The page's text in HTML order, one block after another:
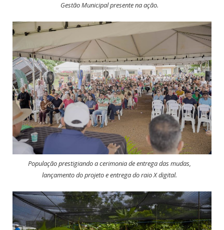
Gestão Municipal presente na ação.
População prestigiando a cerimonia de entrega das mudas,
lançamento do projeto e entrega do raio X digital.